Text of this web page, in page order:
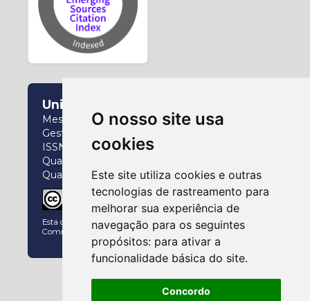
O nosso site usa
cookies
Este site utiliza cookies e outras
tecnologias de rastreamento para
melhorar sua experiência de
navegação para os seguintes
propósitos: para ativar a
funcionalidade básica do site.
Concordo
Universidade Federal do Paraná
Mestrado e Doutorado Interdisciplinar em
Gestão da Informação
ISSN: 2237-826X
Qualis (2017-2020): A4
Qualis (2021-2024): A2
Esta obra está licenciado com uma LicençaCreative
Commons Atribuição 4.0 Internacional.